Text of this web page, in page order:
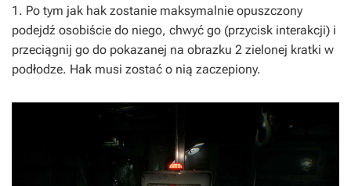
1. Po tym jak hak zostanie maksymalnie opuszczony
podejdź osobiście do niego, chwyć go (przycisk interakcji) i
przeciągnij go do pokazanej na obrazku 2 zielonej kratki w
podłodze. Hak musi zostać o nią zaczepiony.